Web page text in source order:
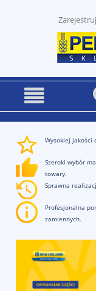
Wysokiej jakości
Szeroki wybór
towary.
Sprawna
Profesjonalna
zamiennych.